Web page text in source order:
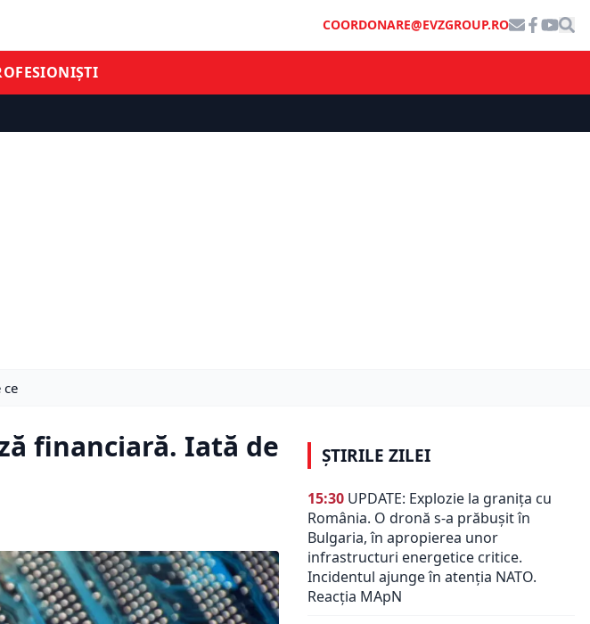
COORDONARE@EVZGROUP.RO
ce
financiară. Iată de
ȘTIRILE ZILEI
15:30 UPDATE: Explozie la granița cu
România. O dronă s-a prăbușit în
Bulgaria, în apropierea unor
infrastructuri energetice critice.
Incidentul ajunge în atenția NATO.
Reacția MApN